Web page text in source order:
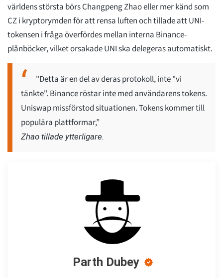
världens största börs Changpeng Zhao eller mer känd som
CZ i kryptorymden för att rensa luften och tillade att UNI-
tokensen i fråga överfördes mellan interna Binance-
plånböcker, vilket orsakade UNI ska delegeras automatiskt.
"Detta är en del av deras protokoll, inte "vi
tänkte". Binance röstar inte med användarens tokens.
Uniswap missförstod situationen. Tokens kommer till
populära plattformar,”
Zhao tillade ytterligare.
Parth Dubey